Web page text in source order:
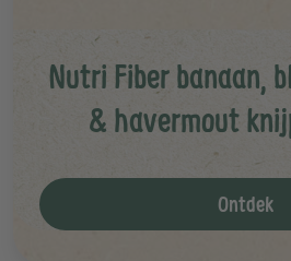
Nutri Fiber banaan,
& havermout
Ontdek